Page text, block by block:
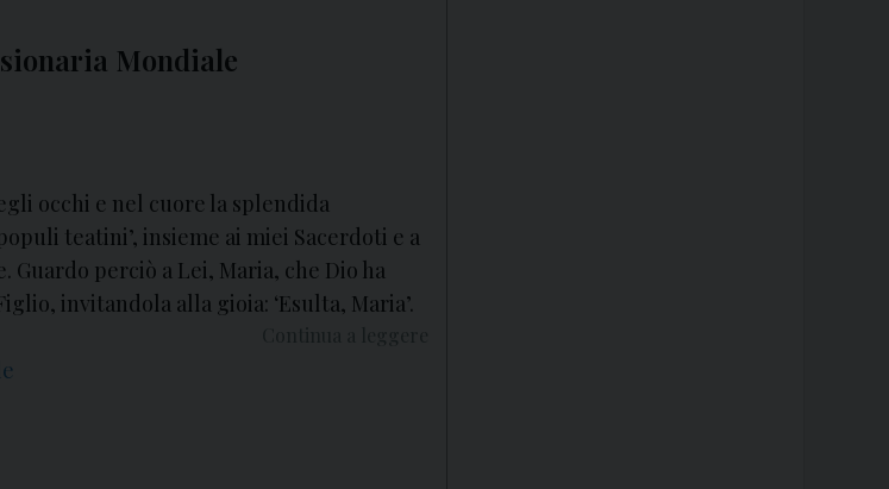
Mondiale
occhi e nel cuore la splendida
teatini’, insieme ai miei Sacerdoti e a
perciò a Lei, Maria, che Dio ha
invitandola alla gioia: ‘Esulta, Maria’.